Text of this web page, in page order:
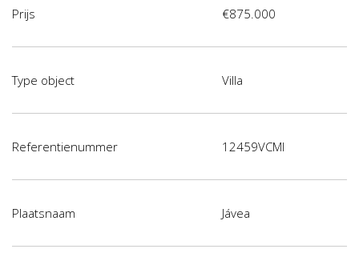
Prijs €875.000
Type object Villa
Referentienummer 12459VCMI
Plaatsnaam Jávea